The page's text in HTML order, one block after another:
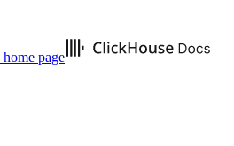
home page